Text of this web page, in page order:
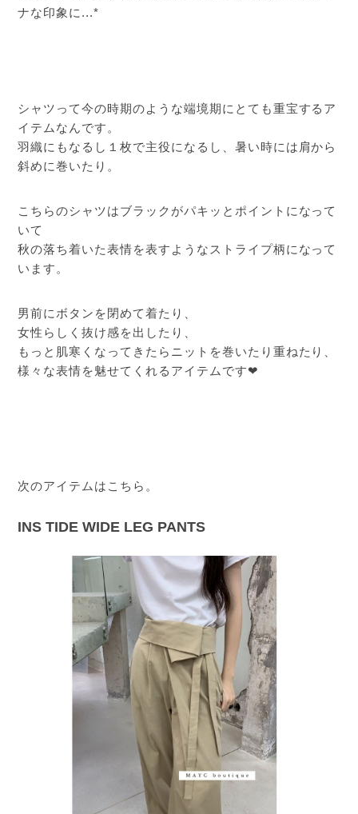
ナな印象に...*
シャツって今の時期のような端境期にとても重宝するア
イテムなんです。
羽織にもなるし１枚で主役になるし、暑い時には肩から
斜めに巻いたり。
こちらのシャツはブラックがパキッとポイントになって
いて
秋の落ち着いた表情を表すようなストライプ柄になって
います。
男前にボタンを閉めて着たり、
女性らしく抜け感を出したり、
もっと肌寒くなってきたらニットを巻いたり重ねたり、
様々な表情を魅せてくれるアイテムです❤︎
次のアイテムはこちら。
INS TIDE WIDE LEG PANTS